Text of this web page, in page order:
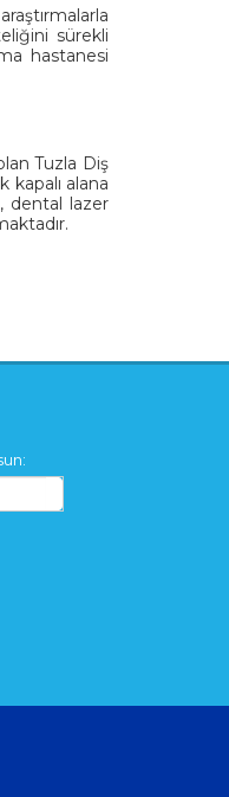
sürekli
hastanesi
Tuzla Diş
alana
dental lazer